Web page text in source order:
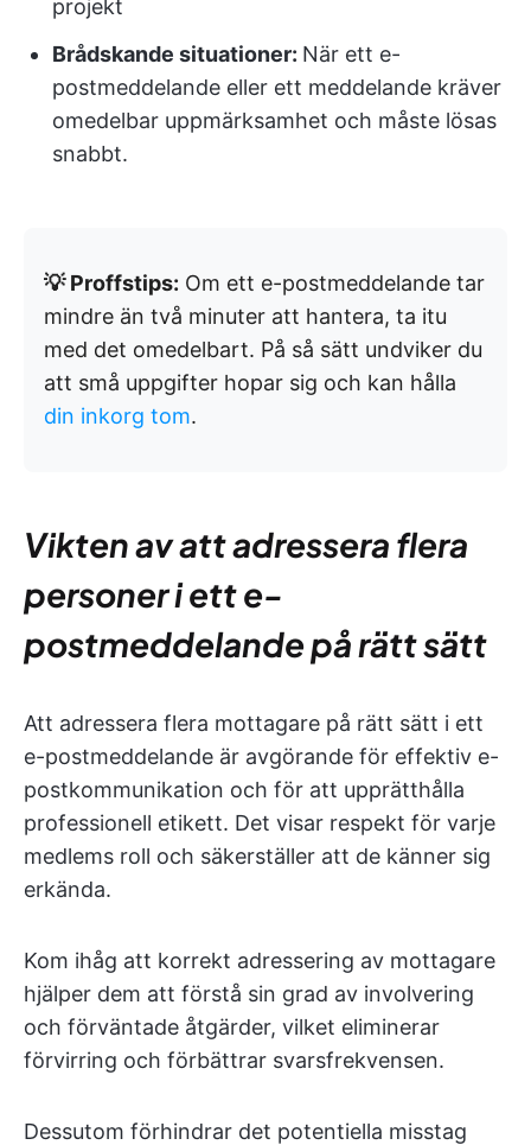
projekt
Brådskande situationer: När ett e-
postmeddelande eller ett meddelande kräver
omedelbar uppmärksamhet och måste lösas
snabbt.
💡 Proffstips: Om ett e-postmeddelande tar
mindre än två minuter att hantera, ta itu
med det omedelbart. På så sätt undviker du
att små uppgifter hopar sig och kan hålla
din inkorg tom.
Vikten av att adressera flera
personer i ett e-
postmeddelande på rätt sätt
Att adressera flera mottagare på rätt sätt i ett
e-postmeddelande är avgörande för effektiv e-
postkommunikation och för att upprätthålla
professionell etikett. Det visar respekt för varje
medlems roll och säkerställer att de känner sig
erkända.
Kom ihåg att korrekt adressering av mottagare
hjälper dem att förstå sin grad av involvering
och förväntade åtgärder, vilket eliminerar
förvirring och förbättrar svarsfrekvensen.
Dessutom förhindrar det potentiella misstag